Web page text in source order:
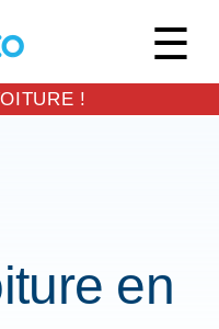
!
en